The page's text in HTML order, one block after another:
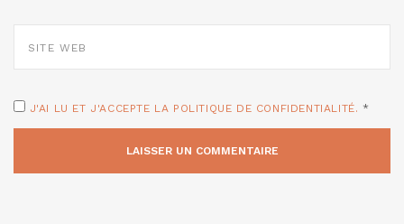
WEB
J'AI LU ET J'ACCEPTE LA POLITIQUE DE CONFIDENTIALITÉ. *